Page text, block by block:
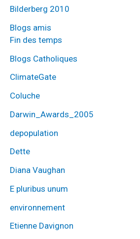
Bilderberg 2010
Blogs amis
Fin des temps
Blogs Catholiques
ClimateGate
Coluche
Darwin_Awards_2005
depopulation
Dette
Diana Vaughan
E pluribus unum
environnement
Etienne Davignon